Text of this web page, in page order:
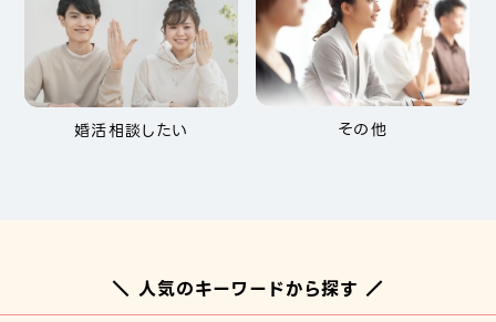
婚活相談したい その他
＼ 人気のキーワードから探す ／